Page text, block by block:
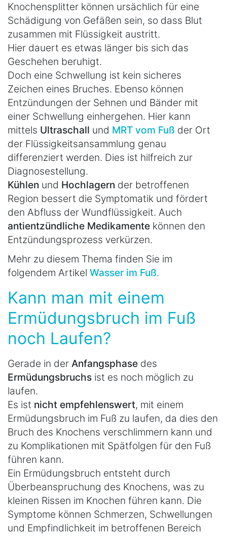
Knochensplitter können ursächlich für eine
Schädigung von Gefäßen sein, so dass Blut
zusammen mit Flüssigkeit austritt.
Hier dauert es etwas länger bis sich das
Geschehen beruhigt.
Doch eine Schwellung ist kein sicheres
Zeichen eines Bruches. Ebenso können
Entzündungen der Sehnen und Bänder mit
einer Schwellung einhergehen. Hier kann
mittels Ultraschall und MRT vom Fuß der Ort
der Flüssigkeitsansammlung genau
differenziert werden. Dies ist hilfreich zur
Diagnosestellung.
Kühlen und Hochlagern der betroffenen
Region bessert die Symptomatik und fördert
den Abfluss der Wundflüssigkeit. Auch
antientzündliche Medikamente können den
Entzündungsprozess verkürzen.
Mehr zu diesem Thema finden Sie im
folgendem Artikel Wasser im Fuß.
Kann man mit einem
Ermüdungsbruch im Fuß
noch Laufen?
Gerade in der Anfangsphase des
Ermüdungsbruchs ist es noch möglich zu
laufen.
Es ist nicht empfehlenswert, mit einem
Ermüdungsbruch im Fuß zu laufen, da dies den
Bruch des Knochens verschlimmern kann und
zu Komplikationen mit Spätfolgen für den Fuß
führen kann.
Ein Ermüdungsbruch entsteht durch
Überbeanspruchung des Knochens, was zu
kleinen Rissen im Knochen führen kann. Die
Symptome können Schmerzen, Schwellungen
und Empfindlichkeit im betroffenen Bereich